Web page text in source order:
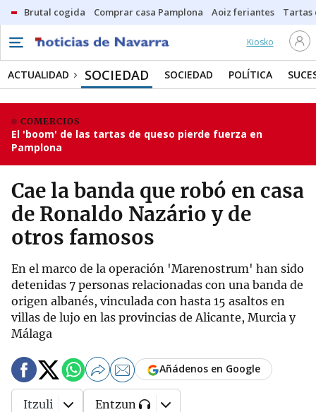
Brutal cogida Comprar casa Pamplona Aoiz feriantes Tartas
Kiosko
ACTUALIDAD SOCIEDAD SOCIEDAD POLÍTICA
COMERCIOS
El 'boom' de las tartas de queso pierde fuerza en
Pamplona
Cae la banda que robó en casa
de Ronaldo Nazário y de
otros famosos
En el marco de la operación 'Marenostrum' han sido
detenidas 7 personas relacionadas con una banda de
origen albanés, vinculada con hasta 15 asaltos en
villas de lujo en las provincias de Alicante, Murcia y
Málaga
Añádenos en Google
Itzuli Entzun